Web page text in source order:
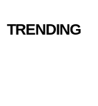
TRENDING